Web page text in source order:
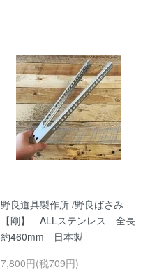
野良道具製作所 /野良ばさみ
【剛】 ALLステンレス 全長
約460mm 日本製
7,800円(税709円)